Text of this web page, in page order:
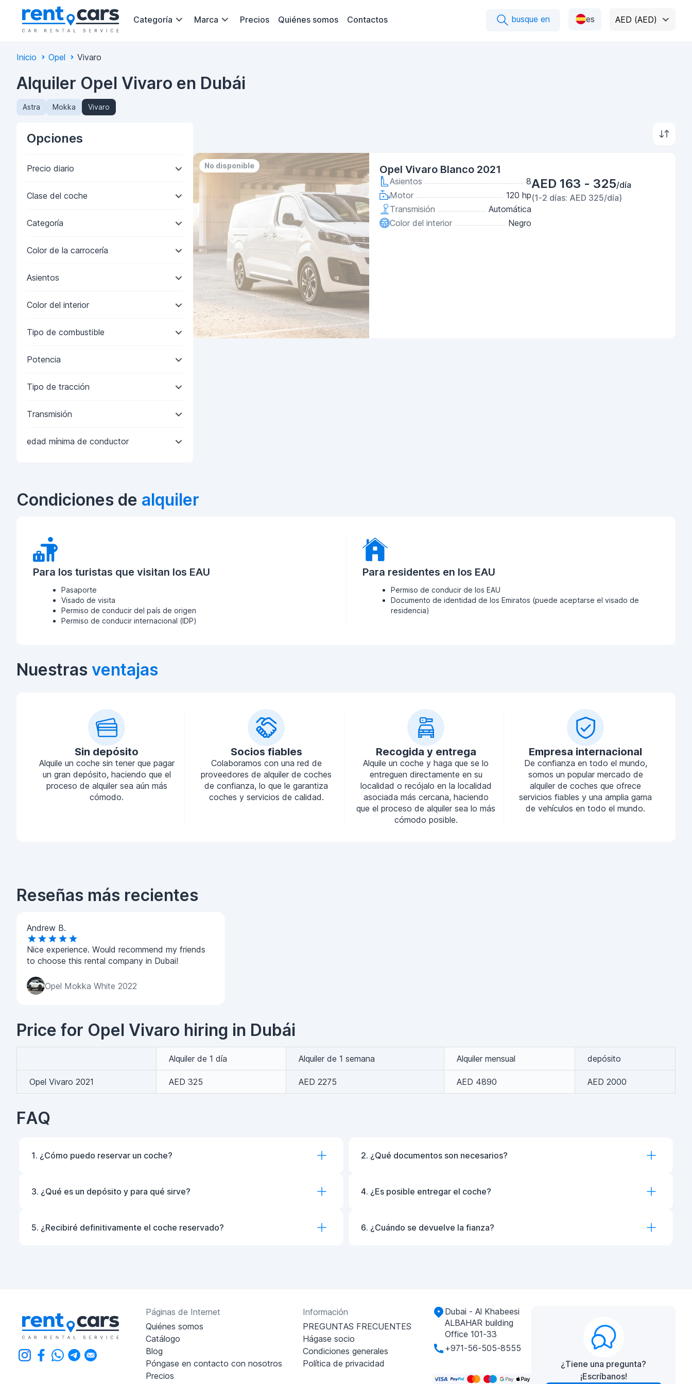
Categoría Marca Precios Quiénes somos Contactos busque en es AED (AED)
Inicio Opel Vivaro
Alquiler Opel Vivaro en Dubái
Astra Mokka Vivaro
Opciones
Precio diario
Clase del coche
Categoría
Color de la carrocería
Asientos
Color del interior
Tipo de combustible
Potencia
Tipo de tracción
Transmisión
edad mínima de conductor
No disponible Opel Vivaro Blanco 2021
Asientos
8
Motor
120 hp
Transmisión
Automática
Color del interior
Negro
AED 163 - 325/día
(1-2 días: AED 325/día)
Condiciones de alquiler
Para los turistas que visitan los EAU
Pasaporte
Visado de visita
Permiso de conducir del país de origen
Permiso de conducir internacional (IDP)
Para residentes en los EAU
Permiso de conducir de los EAU
Documento de identidad de los Emiratos (puede aceptarse el visado de
residencia)
Nuestras ventajas
Sin depósito
Alquile un coche sin tener que pagar
un gran depósito, haciendo que el
proceso de alquiler sea aún más
cómodo.
Socios fiables
Colaboramos con una red de
proveedores de alquiler de coches
de confianza, lo que le garantiza
coches y servicios de calidad.
Recogida y entrega
Alquile un coche y haga que se lo
entreguen directamente en su
localidad o recójalo en la localidad
asociada más cercana, haciendo
que el proceso de alquiler sea lo más
cómodo posible.
Empresa internacional
De confianza en todo el mundo,
somos un popular mercado de
alquiler de coches que ofrece
servicios fiables y una amplia gama
de vehículos en todo el mundo.
Reseñas más recientes
Andrew B.
Nice experience. Would recommend my friends
to choose this rental company in Dubai!
Opel Mokka White 2022
Price for Opel Vivaro hiring in Dubái
Alquiler de 1 día Alquiler de 1 semana Alquiler mensual depósito
Opel Vivaro 2021 AED 325 AED 2275 AED 4890 AED 2000
FAQ
1. ¿Cómo puedo reservar un coche?
3. ¿Qué es un depósito y para qué sirve?
5. ¿Recibiré definitivamente el coche reservado?
2. ¿Qué documentos son necesarios?
4. ¿Es posible entregar el coche?
6. ¿Cuándo se devuelve la fianza?
Páginas de Internet
Quiénes somos
Catálogo
Blog
Póngase en contacto con nosotros
Precios
Información
PREGUNTAS FRECUENTES
Hágase socio
Condiciones generales
Política de privacidad
Dubai - Al Khabeesi
ALBAHAR building
Office 101-33
+971-56-505-8555
¿Tiene una pregunta?
¡Escríbanos!